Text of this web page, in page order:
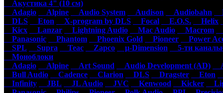
Акустика 4" (10 см)
Adagio
Alpine Audio System Audison Audiobahn
DLS
Eton X-program by DLS Focal E.O.S. Helix
Kicx
Lanzar Lightning Audio Mac Audio Macrom
Panasonic
Phantom Phoenix Gold Pioneer
Power
SPL
Supra Teac Zapco µ-Dimension
5-ти
Моноблоки
Adagio
Alpine Art Sound Audio Development (AD)
Bull Audio
Cadence Clarion DLS Dragster Eton
Infinity
JBL JL Audio JVC Kenwood Kicker